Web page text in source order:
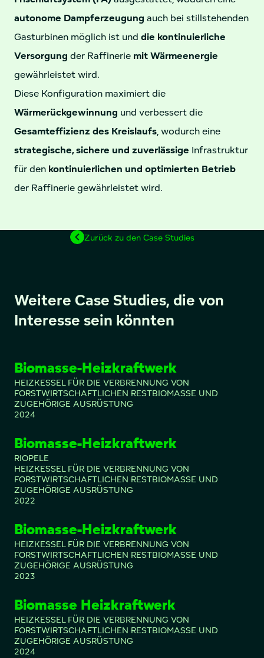
autonome Dampferzeugung auch bei stillstehenden
Gasturbinen möglich ist und die kontinuierliche
Versorgung der Raffinerie mit Wärmeenergie
gewährleistet wird.
Diese Konfiguration maximiert die
Wärmerückgewinnung und verbessert die
Gesamteffizienz des Kreislaufs, wodurch eine
strategische, sichere und zuverlässige Infrastruktur
für den kontinuierlichen und optimierten Betrieb
der Raffinerie gewährleistet wird.
Zurück zu den Case Studies
Weitere Case Studies, die von
Interesse sein könnten
Biomasse-Heizkraftwerk
HEIZKESSEL FÜR DIE VERBRENNUNG VON
FORSTWIRTSCHAFTLICHEN RESTBIOMASSE UND
ZUGEHÖRIGE AUSRÜSTUNG
2024
Biomasse-Heizkraftwerk
RIOPELE
HEIZKESSEL FÜR DIE VERBRENNUNG VON
FORSTWIRTSCHAFTLICHEN RESTBIOMASSE UND
ZUGEHÖRIGE AUSRÜSTUNG
2022
Biomasse-Heizkraftwerk
HEIZKESSEL FÜR DIE VERBRENNUNG VON
FORSTWIRTSCHAFTLICHEN RESTBIOMASSE UND
ZUGEHÖRIGE AUSRÜSTUNG
2023
Biomasse Heizkraftwerk
HEIZKESSEL FÜR DIE VERBRENNUNG VON
FORSTWIRTSCHAFTLICHEN RESTBIOMASSE UND
ZUGEHÖRIGE AUSRÜSTUNG
2024